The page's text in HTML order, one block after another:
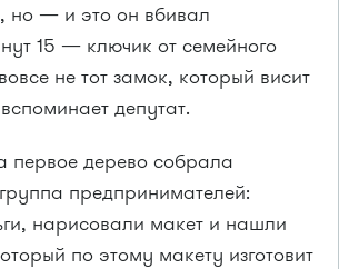
но — и это он вбивал
15 — ключик от семейного
не тот замок, который висит
депутат.
первое дерево собрала
предпринимателей:
нарисовали макет и нашли
по этому макету изготовит